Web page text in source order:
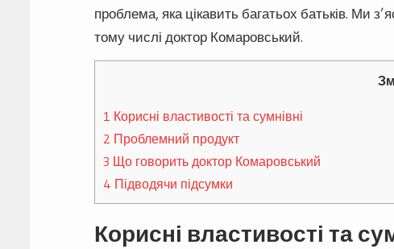
проблема, яка цікавить багатьох батьків. Ми
тому числі доктор Комаровський.
1 Корисні властивості та сумнівні
2 Проблемний продукт
3 Що говорить доктор Комаровський
4 Підводячи підсумки
Корисні властивості та